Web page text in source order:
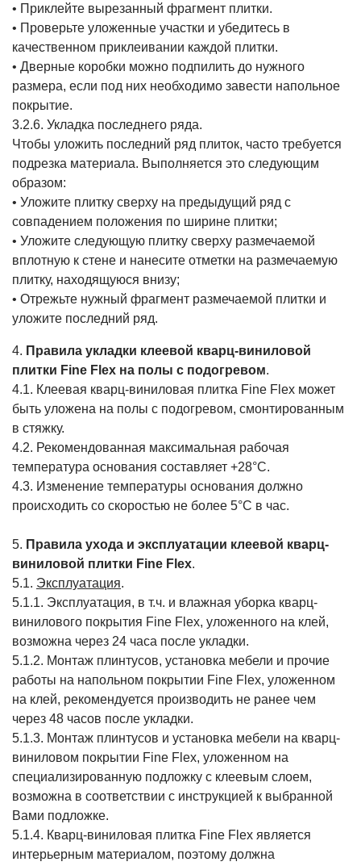
• Приклейте вырезанный фрагмент плитки.
• Проверьте уложенные участки и убедитесь в
качественном приклеивании каждой плитки.
• Дверные коробки можно подпилить до нужного
размера, если под них необходимо завести напольное
покрытие.
3.2.6. Укладка последнего ряда.
Чтобы уложить последний ряд плиток, часто требуется
подрезка материала. Выполняется это следующим
образом:
• Уложите плитку сверху на предыдущий ряд с
совпадением положения по ширине плитки;
• Уложите следующую плитку сверху размечаемой
вплотную к стене и нанесите отметки на размечаемую
плитку, находящуюся внизу;
• Отрежьте нужный фрагмент размечаемой плитки и
уложите последний ряд.
4. Правила укладки клеевой кварц-виниловой
плитки Fine Flex на полы с подогревом.
4.1. Клеевая кварц-виниловая плитка Fine Flex может
быть уложена на полы с подогревом, смонтированным
в стяжку.
4.2. Рекомендованная максимальная рабочая
температура основания составляет +28°С.
4.3. Изменение температуры основания должно
происходить со скоростью не более 5°С в час.
5. Правила ухода и эксплуатации клеевой кварц-
виниловой плитки Fine Flex.
5.1. Эксплуатация.
5.1.1. Эксплуатация, в т.ч. и влажная уборка кварц-
винилового покрытия Fine Flex, уложенного на клей,
возможна через 24 часа после укладки.
5.1.2. Монтаж плинтусов, установка мебели и прочие
работы на напольном покрытии Fine Flex, уложенном
на клей, рекомендуется производить не ранее чем
через 48 часов после укладки.
5.1.3. Монтаж плинтусов и установка мебели на кварц-
виниловом покрытии Fine Flex, уложенном на
специализированную подложку с клеевым слоем,
возможна в соответствии с инструкцией к выбранной
Вами подложке.
5.1.4. Кварц-виниловая плитка Fine Flex является
интерьерным материалом, поэтому должна